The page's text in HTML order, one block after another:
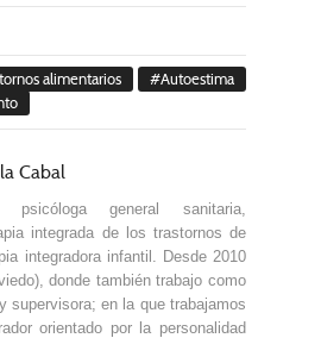
alimentarios
Autoestima
Cabal
psicóloga general sanitaria,
integrada de los trastornos de
integradora infantil. Desde 2010
donde también trabajo como
supervisora; en la que trabajamos
orientado por la personalidad